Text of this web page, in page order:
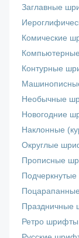
Заглавные
Комические
Контурные
Необычные
Новогодние
Наклонные
Округлые
Прописные
Праздничные
Ретро шрифты